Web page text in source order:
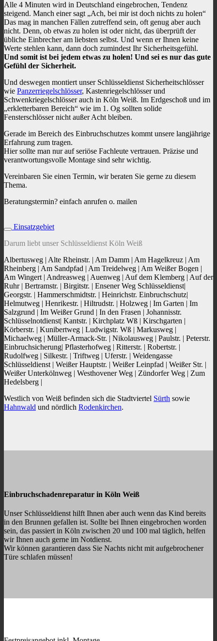
Alle 4 Minuten wird in Deutschland eingebrochen, Tendenz
steigend. Manch einer sagt „Ach, bei mir ist doch nichts zu holen“
Das mag in manchen Fällen zutreffend sein, oft genug aber auch
nicht. Denn, ob etwas zu holen ist oder nicht, das überprüft der
übliche Einbrecher am liebsten selbst. Und wenn er Ihnen keine
Werte stehlen kann, dann doch zumindest Ihr Sicherheitsgefühl.
Und somit ist bei jedem etwas zu holen! Und sei es nur das gute
Gefühl der Sicherheit.
Und deswegen montiert unser Schlüsseldienst Sicherheitschlösser
wie Panzerriegelschlösser, Kastenriegelschlösser und
Schwenkriegelschlösser auch in Köln Weiß. Im Erdgeschoß und im
„erkletterbaren Bereich“ wie im 1. Og sollten solide
Fensterschlösser nicht außer Acht bleiben.
Gerade im Bereich des Einbruchschutzes kommt unsere langjährige
Erfahrung zum tragen.
Hier sollte man nur auf seriöse Fachleute vertrauen. Präzise und
verantwortungsvolle Montage sind sehr wichtig.
Vereinbaren Sie einen Termin, wir beraten Sie gerne zu diesem
Thema.
Beratungstermin? einfach anrufen o. mailen
Einsatzgebiet
Darum liebt unser Schlüsseldienst Köln Weiß
Albertusweg | Alte Rheinstr. | Am Damm | Am Hagelkreuz | Am
Rheinberg | Am Sandpfad | Am Treidelweg | Am Weißer Bogen |
Am Wingert | Andreasweg | Auenweg | Auf dem Klemberg | Auf der
Ruhr | Bertramstr. | Birgitstr. | Ensener Weg Schlüsseldienst|
Georgstr. | Hammerschmidtstr. | Heinrichstr. Einbruchschutz|
Helmutweg | Henrikestr. | Hiltrudstr. | Holzweg | Im Garten | Im
Salzgrund | Im Weißer Grund | In den Frasen | Johannisstr.
Schlüsselnotdienst| Kantstr. | Kirchplatz Wß | Kirschgarten |
Körberstr. | Kunibertweg | Ludwigstr. Wß | Markusweg |
Michaelweg | Müller-Armack-Str. | Nikolausweg | Paulstr. | Peterstr.
Einbruchsicherung| Pflasterhofweg | Ritterstr. | Robertstr. |
Rudolfweg | Silkestr. | Triftweg | Uferstr. | Weidengasse
Schlüsseldienst | Weißer Hauptstr. | Weißer Leinpfad | Weißer Str. |
Weißer Unterkölnweg | Westhovener Weg | Zündorfer Weg | Zum
Hedelsberg |
Westlich von Weiß befinden sich die Stadtviertel Sürth sowie
Hahnwald und nördlich Rodenkirchen.
Einbruchschadenreparatur in Köln Weiß
Unser Schlüsseldienst hilft Ihnen aber auch wenn das Kind bereits
in den Brunnen gefallen ist. Sollte bei Ihnen eingebrochen worden
sein, das passiert in Köln zwischen 20 und 100 mal täglich, helfen
wir Ihnen auch gerne im Notdienst.
Wir können garantieren dass Sie Nachts nicht mit aufgebrochener
Türe schlafen müssen!